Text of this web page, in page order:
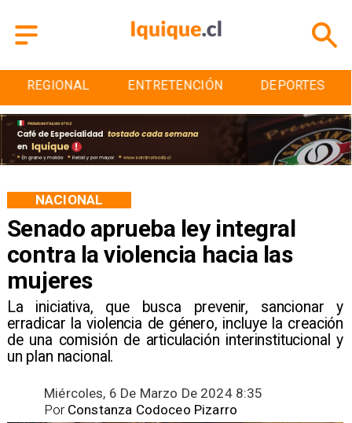
ENTRETENCIÓN DEPORTES CULTURA
Senado aprueba ley integral
contra la violencia hacia las
mujeres
​La iniciativa, que busca prevenir, sancionar y
erradicar la violencia de género, incluye la creación
de una comisión de articulación interinstitucional y
un plan nacional.
NACIONAL
Miércoles, 6 De Marzo De 2024 8:35
Constanza Codoceo Pizarro
Por